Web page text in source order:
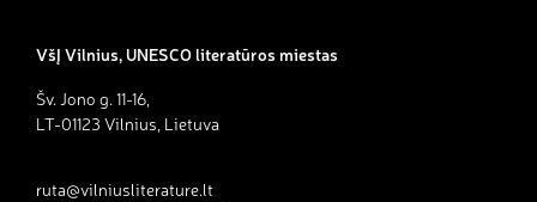
VšĮ Vilnius, UNESCO literatūros miestas
Šv. Jono g. 11-16,
LT-01123 Vilnius, Lietuva
ruta@vilniusliterature.lt